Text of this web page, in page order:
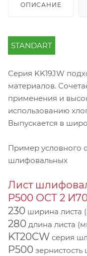
ОПИСАНИЕ
STANDART
Серия KK19JW
материалов.
применения и
использованию
Выпускается в
Пример условного
шлифовальных
Лист
P500 ОСТ 2
230 ширина листа
280 длина листа
KT20CW серия
P500